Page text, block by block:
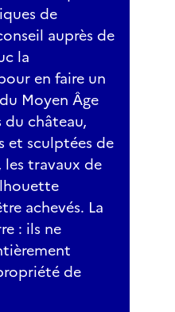
de
auprès de
la
en faire un
Moyen Âge
château,
et sculptées de
les travaux de
achevés. La
: ils ne
de